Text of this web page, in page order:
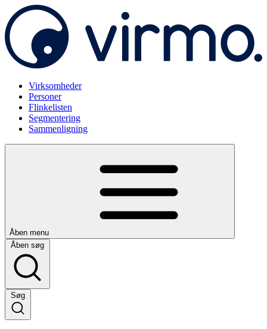
Virksomheder
Personer
Flinkelisten
Segmentering
Sammenligning
Åben menu
Åben søg
Søg